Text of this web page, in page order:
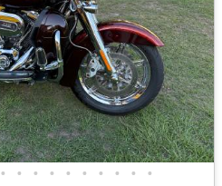
• • • • • • • • • •